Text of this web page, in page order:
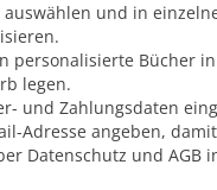
auswählen und in
personalisierte Bücher
legen.
und Zahlungsdaten
Adresse angeben,
Datenschutz und AGB